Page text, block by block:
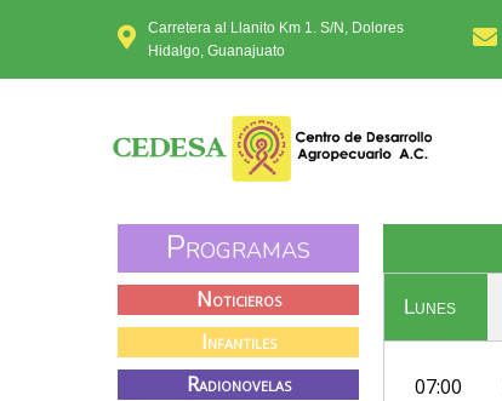
Carretera al Llanito Km 1. S/N, Dolores
Hidalgo, Guanajuato
Programas
Noticieros
Infantiles
Radionovelas
Lunes
07:00